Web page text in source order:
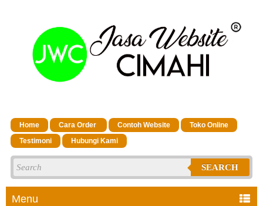
Home Cara Order Contoh Website
Toko Online
Testimoni
Hubungi Kami
SEARCH
Menu